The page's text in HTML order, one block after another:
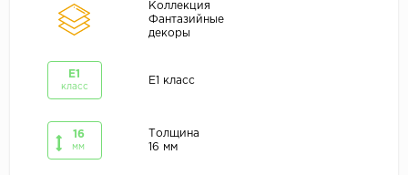
Коллекция
Фантазийные
декоры
E1
класс
E1 класс
16
мм
Толщина
16 мм